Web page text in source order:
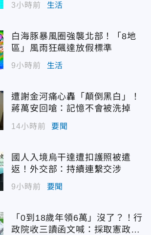
3小時前 生活
白海豚暴風圈強襲北部！「8地
區」風雨狂飆達放假標準
9小時前 生活
遭謝金河痛心轟「顛倒黑白」！
蔣萬安回嗆：記憶不會被洗掉
14小時前 要聞
國人入境烏干達遭扣護照被遣
返！外交部：持續連繫交涉
9小時前 要聞
「0到18歲年領6萬」沒了？！行
政院收三讀函文喊：採取憲政作